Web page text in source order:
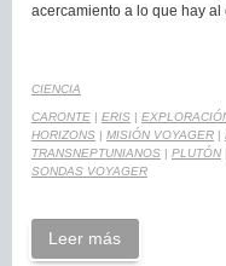
acercamiento a lo que hay
CIENCIA
CARONTE | ERIS |
HORIZONS | MISIÓN VOYAGER |
TRANSNEPTUNIANOS | PLUTÓN
SONDAS VOYAGER
Leer más